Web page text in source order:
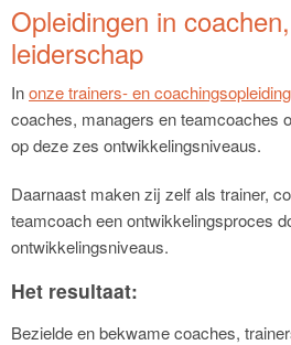
Opleidingen in
leiderschap
Inonze trainers- en
coaches, managers en teamcoaches
op deze zes ontwikkelingsniveaus.
Daarnaast maken zij zelf als trainer,
teamcoach een ontwikkelingsproces
ontwikkelingsniveaus.
Het resultaat:
Bezielde en bekwame coaches,